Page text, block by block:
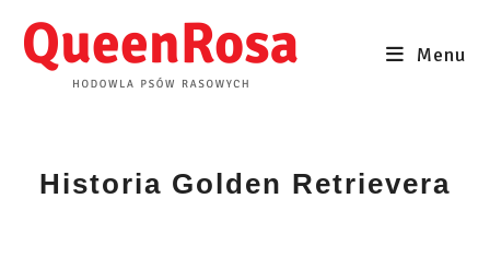
content
Menu
Historia Golden Retrievera